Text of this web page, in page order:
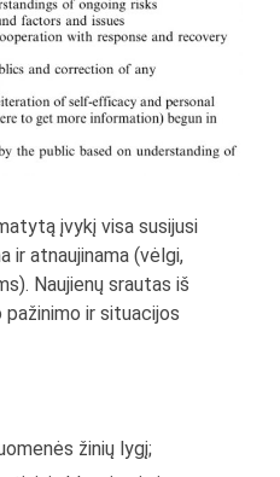
įvykį visa susijusi
ir atnaujinama (vėlgi,
Naujienų srautas iš
ir situacijos
žinių lygį;